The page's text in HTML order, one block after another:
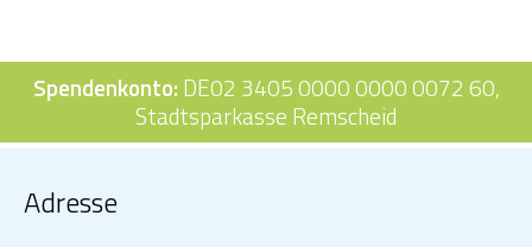
Spendenkonto: DE02 3405 0000 0000 0072 60,
Stadtsparkasse Remscheid
Adresse